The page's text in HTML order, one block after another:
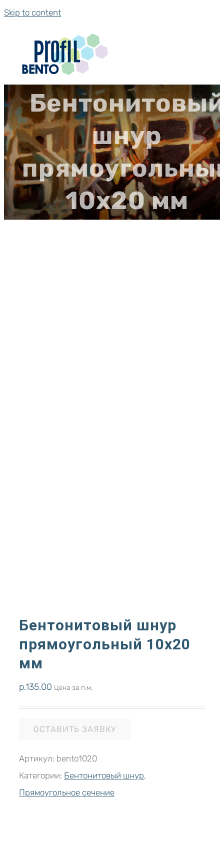
Skip to content
Бентонитовый
шнур
10х20 мм
Бентонитовый шнур
прямоугольный 10х20
мм
р.135.00 Цена за п.м.
ОСТАВИТЬ ЗАЯВКУ
Артикул: bento1020
Категории: Бентонитовый шнур,
Прямоугольное сечение